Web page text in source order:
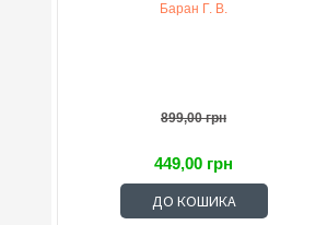
Баран Г. В.
899,00 грн
449,00 грн
ДО КОШИКА